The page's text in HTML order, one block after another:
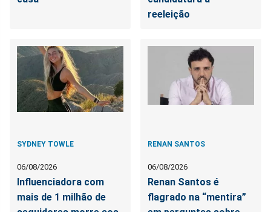
reeleição
SYDNEY TOWLE
06/08/2026
Influenciadora com
mais de 1 milhão de
RENAN SANTOS
06/08/2026
Renan Santos é
flagrado na “mentira”